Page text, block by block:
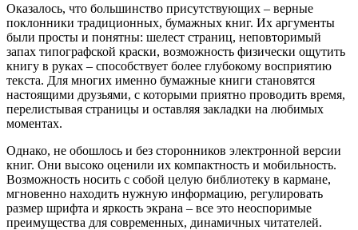
Оказалось, что большинство присутствующих – верные
поклонники традиционных, бумажных книг. Их аргументы
были просты и понятны: шелест страниц, неповторимый
запах типографской краски, возможность физически ощутить
книгу в руках – способствует более глубокому восприятию
текста. Для многих именно бумажные книги становятся
настоящими друзьями, с которыми приятно проводить время,
перелистывая страницы и оставляя закладки на любимых
моментах.
Однако, не обошлось и без сторонников электронной версии
книг. Они высоко оценили их компактность и мобильность.
Возможность носить с собой целую библиотеку в кармане,
мгновенно находить нужную информацию, регулировать
размер шрифта и яркость экрана – все это неоспоримые
преимущества для современных, динамичных читателей.